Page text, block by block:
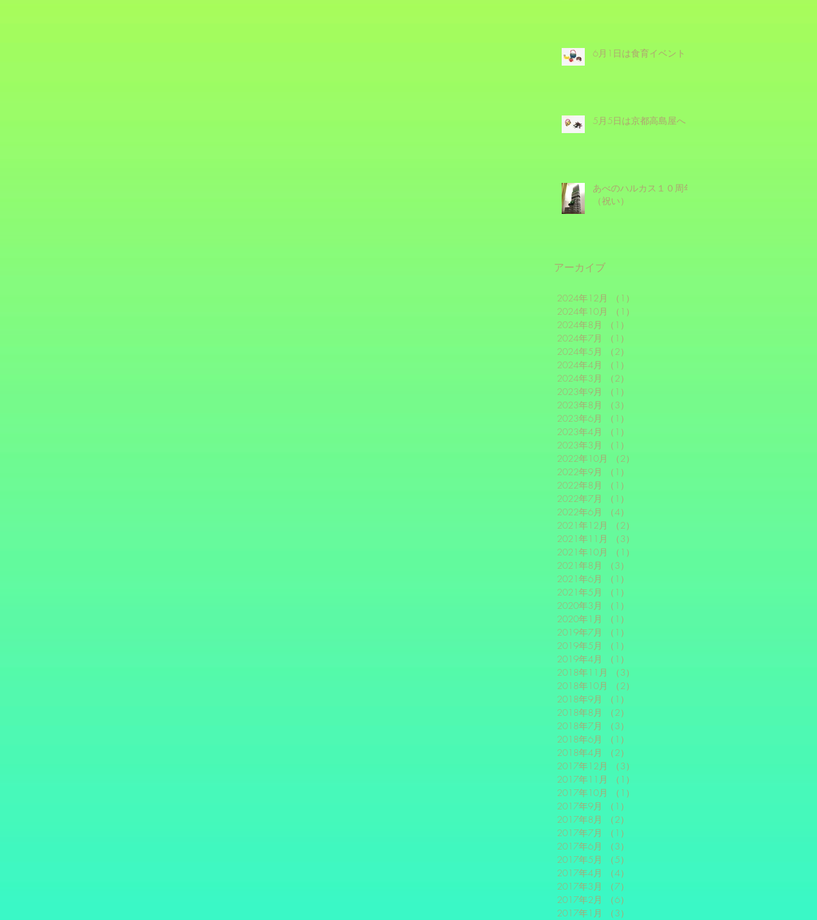
6月1日は食育イベント！
5月5日は京都高島屋へ！
あべのハルカス１０周年
（祝い）
アーカイブ
2024年12月 （1）
2024年10月
（1）
2024年8月
（1）
2024年7月
（1）
2024年5月
（2）
2024年4月
（1）
2024年3月
（2）
2023年9月
（1）
2023年8月
（3）
2023年6月
（1）
2023年4月
（1）
2023年3月
（1）
2022年10月
（2）
2022年9月
（1）
2022年8月
（1）
2022年7月
（1）
2022年6月
（4）
2021年12月
（2）
2021年11月
（3）
2021年10月
（1）
2021年8月
（3）
2021年6月
（1）
2021年5月
（1）
2020年3月
（1）
2020年1月
（1）
2019年7月
（1）
2019年5月
（1）
2019年4月
（1）
2018年11月
（3）
2018年10月
（2）
2018年9月
（1）
2018年8月
（2）
2018年7月
（3）
2018年6月
（1）
2018年4月
（2）
2017年12月
（3）
2017年11月
（1）
2017年10月
（1）
2017年9月
（1）
2017年8月
（2）
2017年7月
（1）
2017年6月
（3）
2017年5月
（5）
2017年4月
（4）
2017年3月
（7）
2017年2月
（6）
2017年1月
（3）